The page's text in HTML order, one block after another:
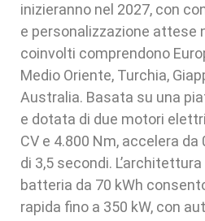
inizieranno nel 2027, con
e personalizzazione attese
coinvolti comprendono
Medio Oriente, Turchia,
Australia. Basata su una
e dotata di due motori
CV e 4.800 Nm, accelera
di 3,5 secondi.
batteria da 70 kWh
rapida fino a 350 kW, con